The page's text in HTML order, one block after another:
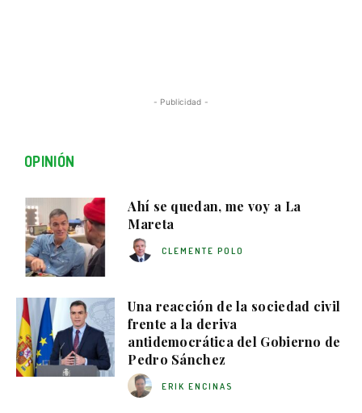
- Publicidad -
OPINIÓN
Ahí se quedan, me voy a La
Mareta
CLEMENTE POLO
Una reacción de la sociedad civil
frente a la deriva
antidemocrática del Gobierno de
Pedro Sánchez
ERIK ENCINAS